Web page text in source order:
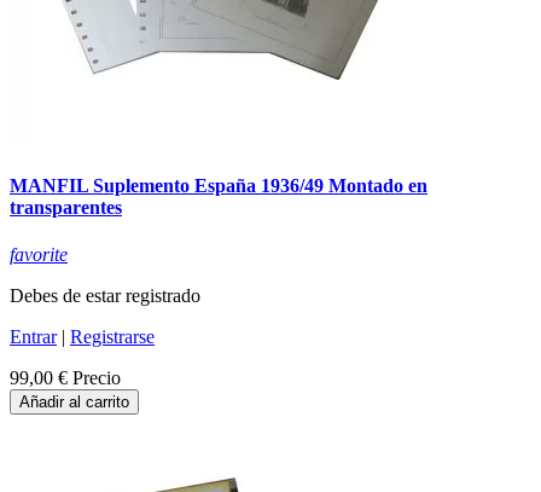
MANFIL Suplemento España 1936/49 Montado en
transparentes
favorite
Debes de estar registrado
Entrar| Registrarse
99,00 € Precio
Añadir al carrito